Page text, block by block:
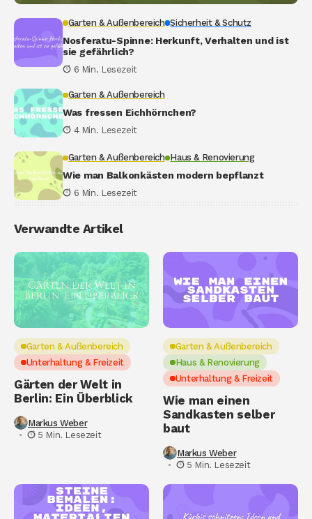
Garten & Außenbereich Sicherheit & Schutz
Nosferatu-Spinne: Herkunft, Verhalten und ist
sie gefährlich?
6 Min. Lesezeit
Garten & Außenbereich
Was fressen Eichhörnchen?
4 Min. Lesezeit
Garten & Außenbereich Haus & Renovierung
Wie man Balkonkästen modern bepflanzt
6 Min. Lesezeit
Verwandte Artikel
Garten & Außenbereich
Unterhaltung & Freizeit
Gärten der Welt in
Berlin: Ein Überblick
Markus Weber
5 Min. Lesezeit
Garten & Außenbereich
Haus & Renovierung
Unterhaltung & Freizeit
Wie man einen
Sandkasten selber
baut
Markus Weber
5 Min. Lesezeit